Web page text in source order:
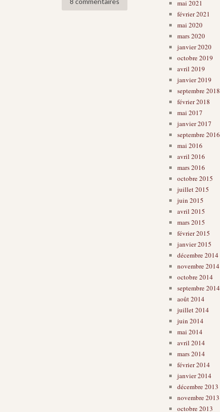
mai 2021
février 2021
mai 2020
mars 2020
janvier 2020
octobre 2019
avril 2019
janvier 2019
septembre 2018
février 2018
mai 2017
janvier 2017
septembre 2016
mai 2016
avril 2016
mars 2016
octobre 2015
juillet 2015
juin 2015
avril 2015
mars 2015
février 2015
janvier 2015
décembre 2014
novembre 2014
octobre 2014
septembre 2014
août 2014
juillet 2014
juin 2014
mai 2014
avril 2014
mars 2014
février 2014
janvier 2014
décembre 2013
novembre 2013
octobre 2013